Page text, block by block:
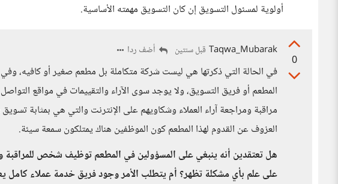
أولوية لمسئول التسويق إن كان التسويق مهمته الأساسية.
0
Taqwa_Mubarak قبل سنتين أضف ردا
في الحالة التي ذكرتها هي ليست شركة متكاملة بل مطعم صغير أو كافيه، وفي
المطعم أو فريق التسويق، ولا يوجد سوى الآراء والتقييمات في مواقع
العزوف عن القدوم لهذا المطعم كون الموظفين هناك يمتلكون سمعة سيئة.
هل تعتقدين أنه ينبغي على المسؤولين في المطعم توظيف شخص للمراقبة
على علم بأي مشكلة تظهر؟ أم يتطلب الأمر وجود فريق خدمة عملاء كامل